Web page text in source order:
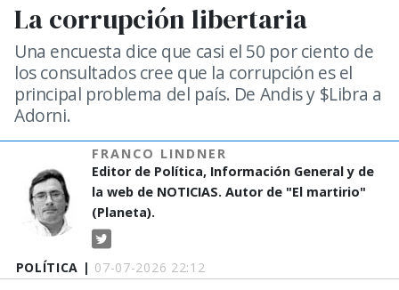
POLÍTICA | 07-07-2026 22:12
La corrupción libertaria
Una encuesta dice que casi el 50 por ciento de
los consultados cree que la corrupción es el
principal problema del país. De Andis y $Libra a
Adorni.
FRANCO LINDNER
Editor de Política, Información General y de
la web de NOTICIAS. Autor de "El martirio"
(Planeta).